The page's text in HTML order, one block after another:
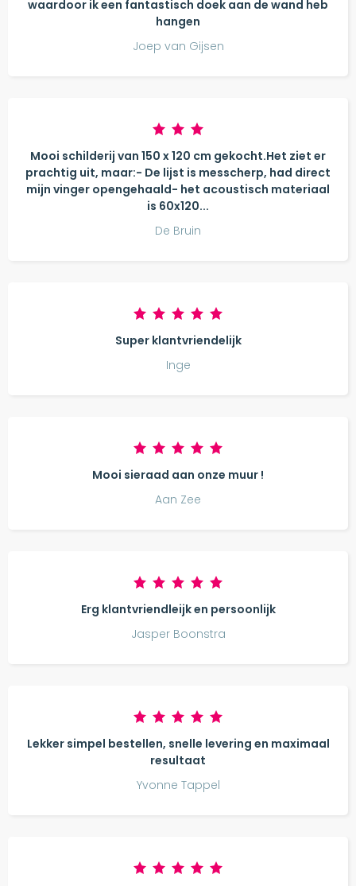
waardoor ik een fantastisch doek aan de wand heb
hangen
Joep van Gijsen
Mooi schilderij van 150 x 120 cm gekocht.Het ziet er
prachtig uit, maar:- De lijst is messcherp, had direct
mijn vinger opengehaald- het acoustisch materiaal
is 60x120...
De Bruin
Super klantvriendelijk
Inge
Mooi sieraad aan onze muur !
Aan Zee
Erg klantvriendleijk en persoonlijk
Jasper Boonstra
Lekker simpel bestellen, snelle levering en maximaal
resultaat
Yvonne Tappel